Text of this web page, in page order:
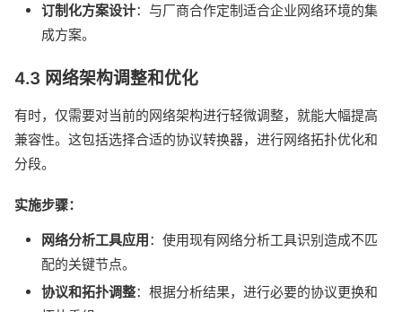
订制化方案设计：与厂商合作定制适合企业网络环境的集
成方案。
4.3 网络架构调整和优化
有时，仅需要对当前的网络架构进行轻微调整，就能大幅提高
兼容性。这包括选择合适的协议转换器，进行网络拓扑优化和
分段。
实施步骤：
网络分析工具应用：使用现有网络分析工具识别造成不匹
配的关键节点。
协议和拓扑调整：根据分析结果，进行必要的协议更换和